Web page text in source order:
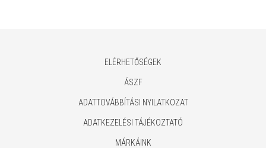
ELÉRHETŐSÉGEK
ÁSZF
ADATTOVÁBBÍTÁSI NYILATKOZAT
ADATKEZELÉSI TÁJÉKOZTATÓ
MÁRKÁINK